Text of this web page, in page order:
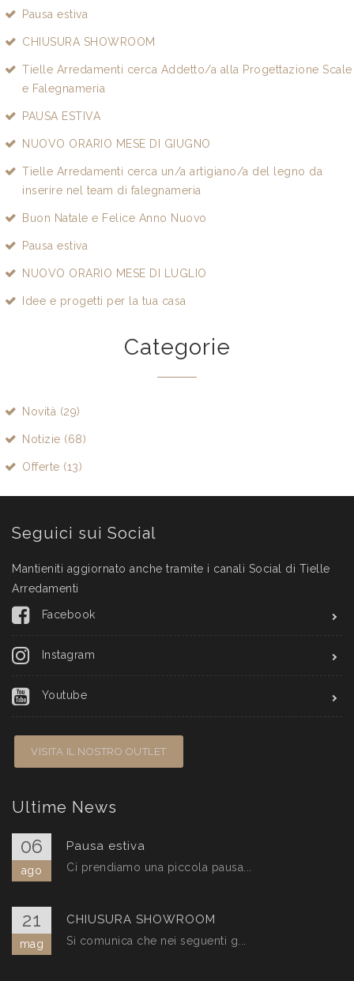
Pausa estiva
CHIUSURA SHOWROOM
Tielle Arredamenti cerca Addetto/a alla Progettazione Scale
e Falegnameria
PAUSA ESTIVA
NUOVO ORARIO MESE DI GIUGNO
Tielle Arredamenti cerca un/a artigiano/a del legno da
inserire nel team di falegnameria
Buon Natale e Felice Anno Nuovo
Pausa estiva
NUOVO ORARIO MESE DI LUGLIO
Idee e progetti per la tua casa
Categorie
Novità (29)
Notizie (68)
Offerte (13)
Seguici sui Social
Mantieniti aggiornato anche tramite i canali Social di Tielle
Arredamenti
Facebook
Instagram
Youtube
VISITA IL NOSTRO OUTLET
Ultime News
06
ago
Pausa estiva
Ci prendiamo una piccola pausa...
21
mag
CHIUSURA SHOWROOM
Si comunica che nei seguenti g...